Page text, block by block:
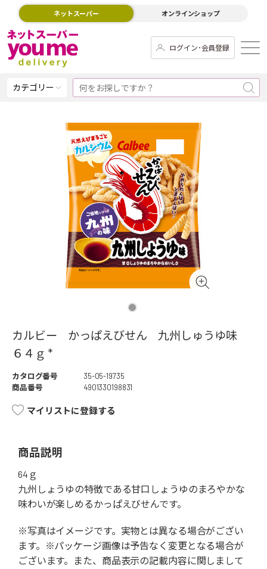
ネットスーパー オンラインショップ
ログイン･会員登録
カテゴリー
カルビー かっぱえびせん 九州しゅうゆ味
６４ｇ *
カタログ番号
35-05-19735
商品番号
4901330198831
マイリストに登録する
商品説明
64ｇ
九州しょうゆの特徴である甘口しょうゆのまろやかな
味わいが楽しめるかっぱえびせんです。
※写真はイメージです。実物とは異なる場合がござい
ます。※パッケージ画像は予告なく変更となる場合が
ございます。また、商品表示の記載内容に関しまして